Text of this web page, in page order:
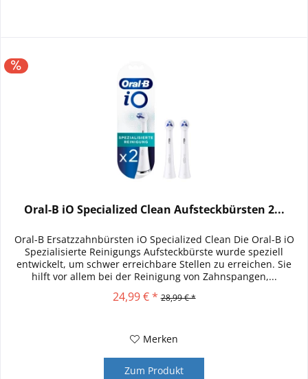
Oral-B iO Specialized Clean Aufsteckbürsten 2...
Oral-B Ersatzzahnbürsten iO Specialized Clean Die Oral-B iO
Spezialisierte Reinigungs Aufsteckbürste wurde speziell
entwickelt, um schwer erreichbare Stellen zu erreichen. Sie
hilft vor allem bei der Reinigung von Zahnspangen,...
24,99 € * 28,99 € *
Merken
Zum Produkt